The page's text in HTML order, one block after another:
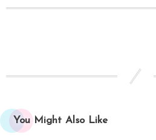
You Might Also Like